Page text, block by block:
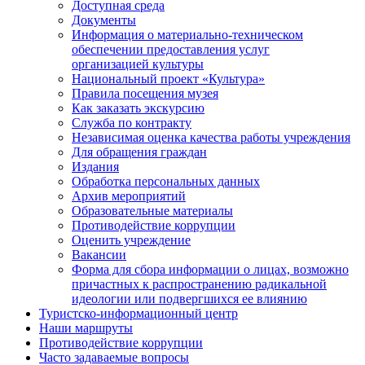
Доступная среда
Документы
Информация о материально-техническом
обеспечении предоставления услуг
организацией культуры
Национальный проект «Культура»
Правила посещения музея
Как заказать экскурсию
Служба по контракту
Независимая оценка качества работы учреждения
Для обращения граждан
Издания
Обработка персональных данных
Архив мероприятий
Образовательные материалы
Противодействие коррупции
Оценить учреждение
Вакансии
Форма для сбора информации о лицах, возможно
причастных к распространению радикальной
идеологии или подвергшихся ее влиянию
Туристско-информационный центр
Наши маршруты
Противодействие коррупции
Часто задаваемые вопросы